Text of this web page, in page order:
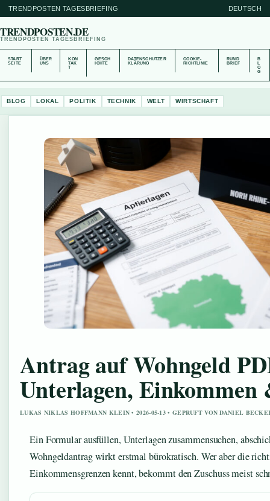
TRENDPOSTEN TAGESBRIEFING DEUTSCH
TRENDPOSTEN.DE
TRENDPOSTEN TAGESBRIEFING
START
SEITE
ÜBER
UNS
KON
TAK
T
GESCH
ICHTE
DATENSCHUTZER
KLÄRUNG
COOKIE-
RICHTLINIE
RUND
BRIEF
B
O
G
BLOG LOKAL POLITIK TECHNIK WELT WIRTSCHAFT
Antrag auf Wohngeld
Unterlagen, Einkommen
LUKAS NIKLAS HOFFMANN KLEIN • 2026-05-13 • GEPRUFT VON DANIEL
Ein Formular ausfüllen, Unterlagen zusammensuchen,
Wohngeldantrag wirkt erstmal bürokratisch. Wer aber die
Einkommensgrenzen kennt, bekommt den Zuschuss meist